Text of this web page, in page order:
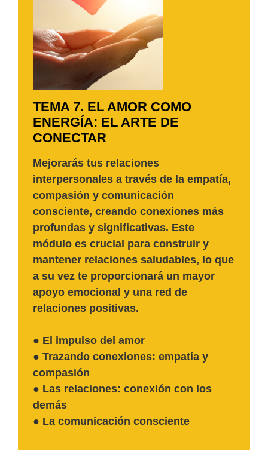
TEMA 7. EL AMOR COMO
ENERGÍA: EL ARTE DE
CONECTAR
Mejorarás tus relaciones
interpersonales a través de la empatía,
compasión y comunicación
consciente, creando conexiones más
profundas y significativas. Este
módulo es crucial para construir y
mantener relaciones saludables, lo que
a su vez te proporcionará un mayor
apoyo emocional y una red de
relaciones positivas.
● El impulso del amor
● Trazando conexiones: empatía y
compasión
● Las relaciones: conexión con los
demás
● La comunicación consciente